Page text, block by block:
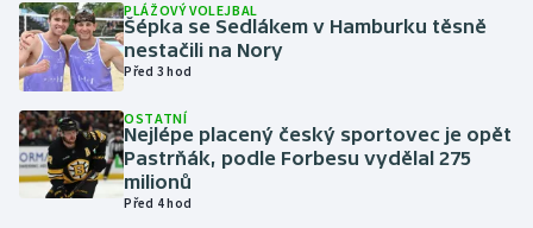
Judo
Krasobruslení
Lezení
PLÁŽOVÝ VOLEJBAL
Šépka se Sedlákem v Hamburku těsně
nestačili na Nory
Před 3 hod
OSTATNÍ
Nejlépe placený český sportovec je opět
Pastrňák, podle Forbesu vydělal 275
milionů
Před 4 hod